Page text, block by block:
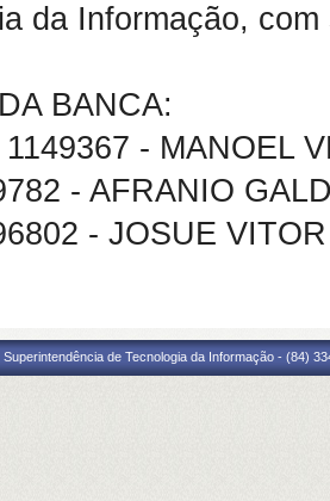
da Informação,
BANCA:
- MANOEL
- AFRANIO
- JOSUE
Superintendência de Tecnologia da Informação - (84)